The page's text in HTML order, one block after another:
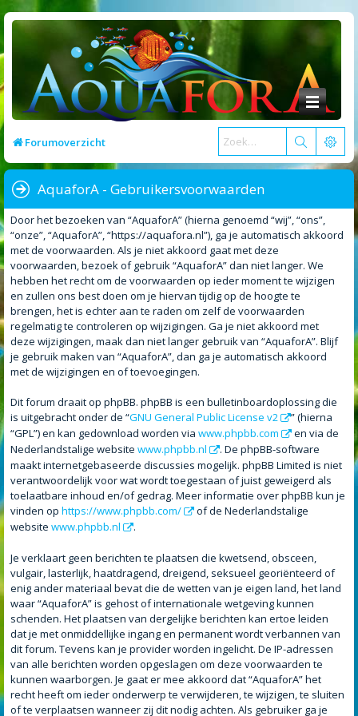
Forumoverzicht
AquaforA - Gebruikersvoorwaarden
Door het bezoeken van “AquaforA” (hierna genoemd “wij”, “ons”,
“onze”, “AquaforA”, “https://aquafora.nl”), ga je automatisch akkoord
met de voorwaarden. Als je niet akkoord gaat met deze
voorwaarden, bezoek of gebruik “AquaforA” dan niet langer. We
hebben het recht om de voorwaarden op ieder moment te wijzigen
en zullen ons best doen om je hiervan tijdig op de hoogte te
brengen, het is echter aan te raden om zelf de voorwaarden
regelmatig te controleren op wijzigingen. Ga je niet akkoord met
deze wijzigingen, maak dan niet langer gebruik van “AquaforA”. Blijf
je gebruik maken van “AquaforA”, dan ga je automatisch akkoord
met de wijzigingen en of toevoegingen.
Dit forum draait op phpBB. phpBB is een bulletinboardoplossing die
is uitgebracht onder de “GNU General Public License v2
” (hierna
“GPL”) en kan gedownload worden via www.phpbb.com
en via de
Nederlandstalige website www.phpbb.nl
. De phpBB-software
maakt internetgebaseerde discussies mogelijk. phpBB Limited is niet
verantwoordelijk voor wat wordt toegestaan of juist geweigerd als
toelaatbare inhoud en/of gedrag. Meer informatie over phpBB kun je
vinden op https://www.phpbb.com/
of de Nederlandstalige
website www.phpbb.nl .
Je verklaart geen berichten te plaatsen die kwetsend, obsceen,
vulgair, lasterlijk, haatdragend, dreigend, seksueel georiënteerd of
enig ander materiaal bevat die de wetten van je eigen land, het land
waar “AquaforA” is gehost of internationale wetgeving kunnen
schenden. Het plaatsen van dergelijke berichten kan ertoe leiden
dat je met onmiddellijke ingang en permanent wordt verbannen van
dit forum. Tevens kan je provider worden ingelicht. De IP-adressen
van alle berichten worden opgeslagen om deze voorwaarden te
kunnen waarborgen. Je gaat er mee akkoord dat “AquaforA” het
recht heeft om ieder onderwerp te verwijderen, te wijzigen, te sluiten
of te verplaatsen wanneer zij dit nodig achten. Als gebruiker ga je